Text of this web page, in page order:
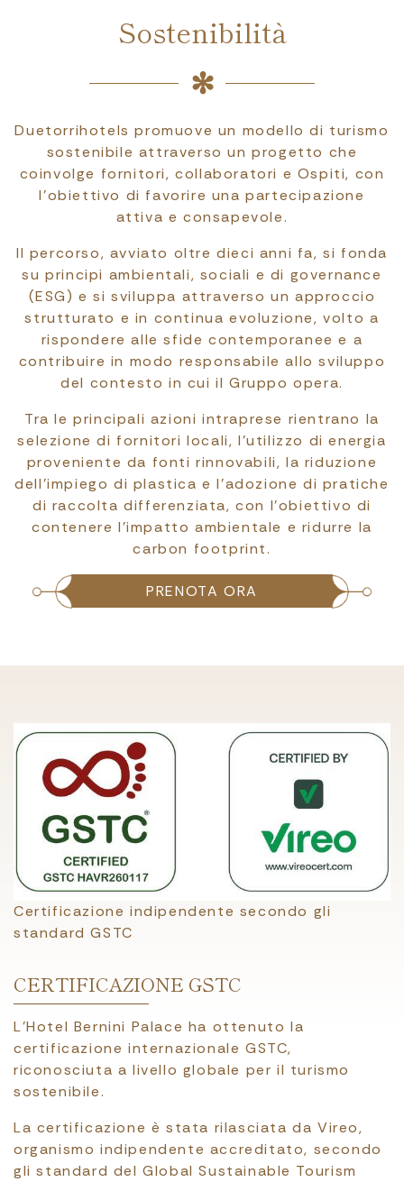
Sostenibilità
Duetorrihotels promuove un modello di turismo
sostenibile attraverso un progetto che
coinvolge fornitori, collaboratori e Ospiti, con
l’obiettivo di favorire una partecipazione
attiva e consapevole.
Il percorso, avviato oltre dieci anni fa, si fonda
su principi ambientali, sociali e di governance
(ESG) e si sviluppa attraverso un approccio
strutturato e in continua evoluzione, volto a
rispondere alle sfide contemporanee e a
contribuire in modo responsabile allo sviluppo
del contesto in cui il Gruppo opera.
Tra le principali azioni intraprese rientrano la
selezione di fornitori locali, l’utilizzo di energia
proveniente da fonti rinnovabili, la riduzione
dell’impiego di plastica e l’adozione di pratiche
di raccolta differenziata, con l’obiettivo di
contenere l’impatto ambientale e ridurre la
carbon footprint.
PRENOTA ORA
Certificazione indipendente secondo gli
standard GSTC
CERTIFICAZIONE GSTC
L'Hotel Bernini Palace ha ottenuto la
certificazione internazionale GSTC,
riconosciuta a livello globale per il turismo
sostenibile.
La certificazione è stata rilasciata da Vireo,
organismo indipendente accreditato, secondo
gli standard del Global Sustainable Tourism